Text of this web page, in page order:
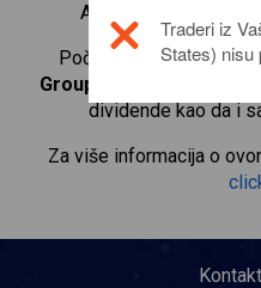
Ainvesting platformi
Počnite trgovati CFD-
Group
. Primajte kotacije
dividende kao da i
Za više informacija o
Traderi iz
States) nisu